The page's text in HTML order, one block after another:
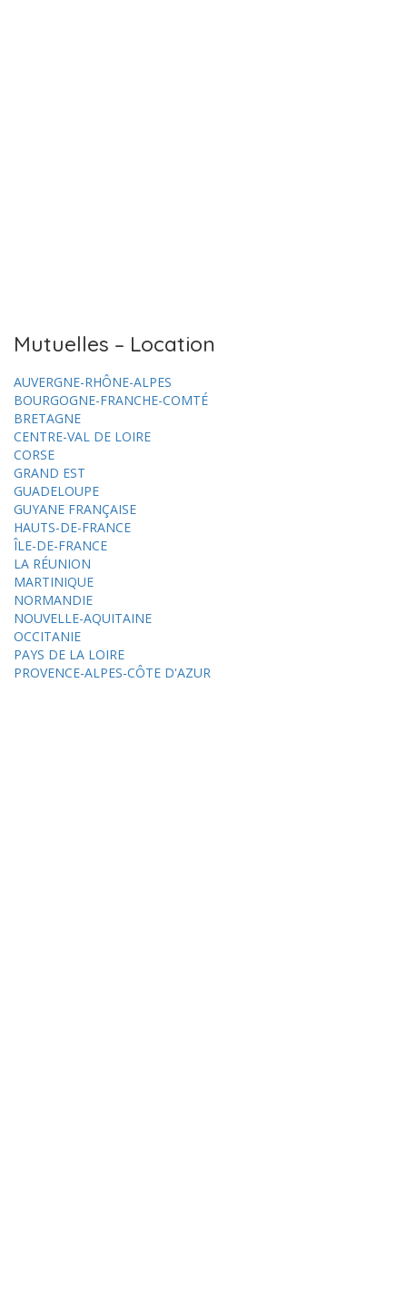
Mutuelles – Location
AUVERGNE-RHÔNE-ALPES
BOURGOGNE-FRANCHE-COMTÉ
BRETAGNE
CENTRE-VAL DE LOIRE
CORSE
GRAND EST
GUADELOUPE
GUYANE FRANÇAISE
HAUTS-DE-FRANCE
ÎLE-DE-FRANCE
LA RÉUNION
MARTINIQUE
NORMANDIE
NOUVELLE-AQUITAINE
OCCITANIE
PAYS DE LA LOIRE
PROVENCE-ALPES-CÔTE D'AZUR